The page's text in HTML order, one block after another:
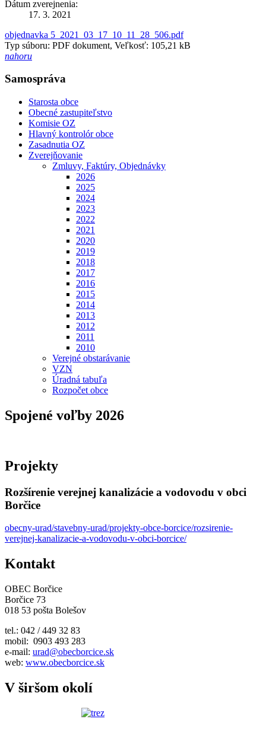
Dátum zverejnenia:
17. 3. 2021
objednavka 5_2021_03_17_10_11_28_506.pdf
Typ súboru: PDF dokument, Veľkosť: 105,21 kB
nahoru
Samospráva
Starosta obce
Obecné zastupiteľstvo
Komisie OZ
Hlavný kontrolór obce
Zasadnutia OZ
Zverejňovanie
Zmluvy, Faktúry, Objednávky
2026
2025
2024
2023
2022
2021
2020
2019
2018
2017
2016
2015
2014
2013
2012
2011
2010
Verejné obstarávanie
VZN
Úradná tabuľa
Rozpočet obce
Spojené voľby 2026
Projekty
Rozšírenie verejnej kanalizácie a vodovodu v obci
Borčice
obecny-urad/stavebny-urad/projekty-obce-borcice/rozsirenie-
verejnej-kanalizacie-a-vodovodu-v-obci-borcice/
Kontakt
OBEC Borčice
Borčice 73
018 53 pošta Bolešov
tel.: 042 / 449 32 83
mobil: 0903 493 283
e-mail: urad@obecborcice.sk
web: www.obecborcice.sk
V širšom okolí